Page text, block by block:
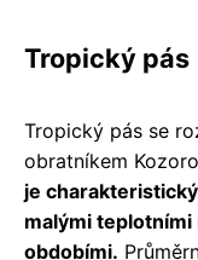
Tropický pás
Tropický pás se
obratníkem
je
malými
obdobími.